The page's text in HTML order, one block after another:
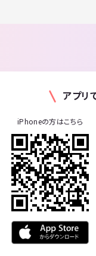
アプリ
iPhoneの方はこちら